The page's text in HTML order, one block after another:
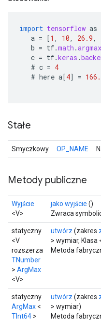
import tensorflow as
a = [1 , 10, 26.9,
b = tf.math .argmax
c = tf.keras .
# c = 4
# here a[4] =
Stałe
Smyczkowy OP_NAME
Metody publiczne
Wyjście
<V>
jako wyjście ()
Zwraca
statyczny
<V
rozszerza
TNumber
> ArgMax
<V>
utwórz (zakres
> wymiar, Klasa
Metoda
statyczny
ArgMax <
TInt64 >
utwórz (zakres
> wymiar)
Metoda